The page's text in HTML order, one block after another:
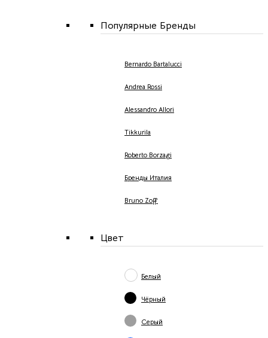
Популярные Бренды
Bernardo Bartalucci
Andrea Rossi
Alessandro Allori
Tikkurila
Roberto Borzagi
Бренды Италия
Bruno Zoff
Цвет
Белый
Чёрный
Серый